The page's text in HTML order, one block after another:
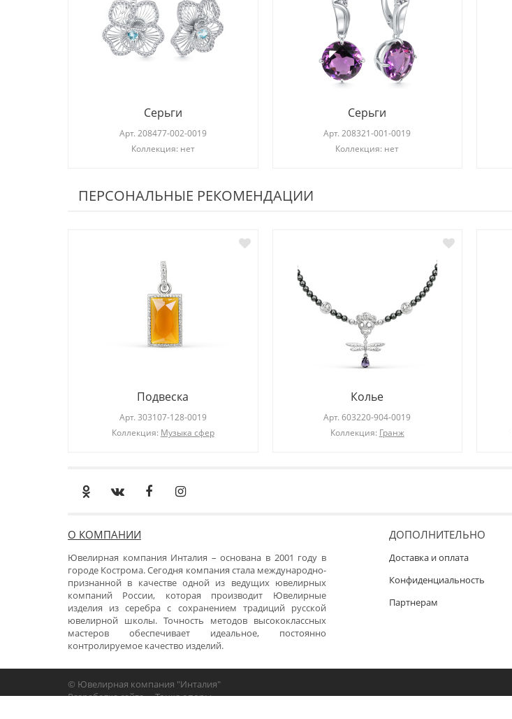
Серьги
Арт. 208477-002-0019
Коллекция: нет
Серьги
Арт.208321-001-0019
Коллекция: нет
ПЕРСОНАЛЬНЫЕ РЕКОМЕНДАЦИИ
Подвеска
Арт. 303107-128-0019
Коллекция: Музыка сфер
Колье
Арт.603220-904-0019
Коллекция: Гранж
О КОМПАНИИ
Ювелирная компания Инталия – основана в 2001 году в
городе Кострома. Сегодня компания стала международно-
признанной в качестве одной из ведущих ювелирных
компаний России, которая производит Ювелирные
изделия из серебра с сохранением традиций русской
ювелирной школы. Точность методов высококлассных
мастеров обеспечивает идеальное, постоянно
контролируемое качество изделий.
ДОПОЛНИТЕЛЬНО
Доставка и оплата
Конфиденциальность
Партнерам
© Ювелирная компания "Инталия"
Разработка сайта -«Точка опоры»